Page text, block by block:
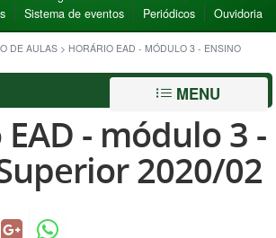
Sistema de eventos Periódicos Ouvidoria
DE AULAS > HORÁRIO EAD - MÓDULO 3 - ENSINO
MENU
- módulo 3 -
2020/02